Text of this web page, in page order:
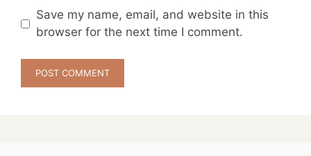
Save my name, email, and website in this
browser for the next time I comment.